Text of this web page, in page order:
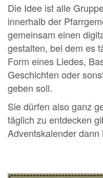
Die Idee ist alle
innerhalb der
gemeinsam einen
gestalten, bei dem es
Form eines Liedes,
Geschichten oder
geben soll.
Sie dürfen also ganz
täglich zu entdecken
Adventskalender